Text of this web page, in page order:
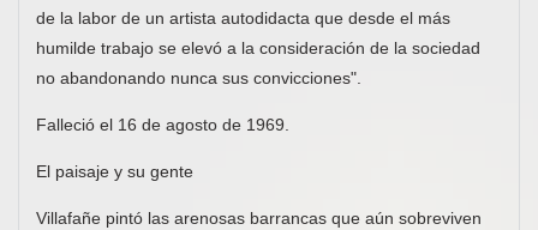
de la labor de un artista autodidacta que desde el más
humilde trabajo se elevó a la consideración de la sociedad
no abandonando nunca sus convicciones".
Falleció el 16 de agosto de 1969.
El paisaje y su gente
Villafañe pintó las arenosas barrancas que aún sobreviven